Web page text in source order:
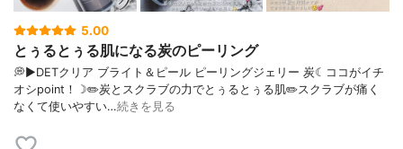
5.00
とぅるとぅる肌になる炭のピーリング
💭▶️DETクリア ブライト＆ピール ピーリングジェリー 炭☾ココがイチ
オシpoint！☽✏️炭とスクラブの力でとぅるとぅる肌✏️スクラブが痛く
なくて使いやすい…続きを見る